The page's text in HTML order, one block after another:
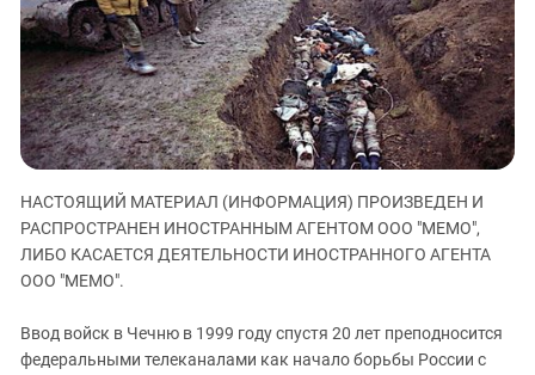
ЗАСТАВЛЯЕТ
КАВКАЗ ЗА ПАЛЕСТИНУ
ИНАКОМЫСЛИЕ В ЧЕЧНЕ
ПРЕСЛЕДОВАНИЕ АКТИВИСТОВ
МОБИЛИЗАЦИЯ И ПРОТЕСТЫ
Дагестан
Ингушетия
Кабардино-Балкария
Калмыкия
Карачаево-Черкесия
Краснодарский край
Российская Федерация
Северная Осетия - Алания
НАСТОЯЩИЙ МАТЕРИАЛ (ИНФОРМАЦИЯ) ПРОИЗВЕДЕН И
РАСПРОСТРАНЕН ИНОСТРАННЫМ АГЕНТОМ ООО "МЕМО",
ЛИБО КАСАЕТСЯ ДЕЯТЕЛЬНОСТИ ИНОСТРАННОГО АГЕНТА
ООО "МЕМО".
Ввод войск в Чечню в 1999 году спустя 20 лет преподносится
федеральными телеканалами как начало борьбы России с